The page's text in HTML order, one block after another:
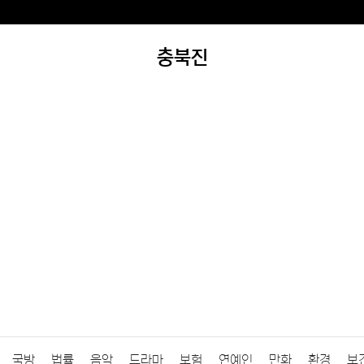
충북진
국방 법률 음악 드라마 보험 연예인 만화 환경 보